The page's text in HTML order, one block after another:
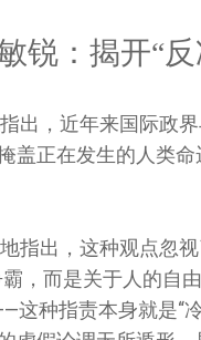
锐：揭开“
，近年来国际政界
盖正在发生的人类
出，这种观点忽视
，而是关于人的自
这种指责本身就是“